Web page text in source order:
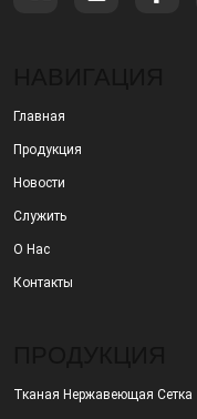
Главная
Продукция
Новости
Служить
О Нас
Контакты
Тканая Нержавеющая Сетка